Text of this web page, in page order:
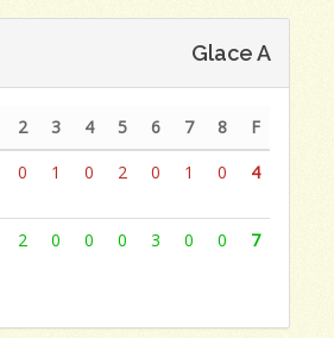
Glace A
2 3 4 5 6 7 8
F
0 1 0 2 0 1 0 4
2 0 0 0 3 0 0 7